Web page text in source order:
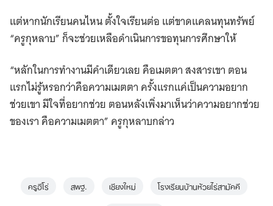
แต่หากนักเรียนคนไหน ตั้งใจเรียนต่อ แต่ขาดแคลนทุนทรัพย์
“ครูกุหลาบ” ก็จะช่วยเหลือดำเนินการขอทุนการศึกษาให้
“หลักในการทำงานมีคำเดียวเลย คือเมตตา สงสารเขา ตอน
แรกไม่รู้หรอกว่าคือความเมตตา ครั้งแรกแค่เป็นความอยาก
ช่วยเขา มีใจที่อยากช่วย ตอนหลังเพิ่งมาเห็นว่าความอยากช่วย
ของเรา คือความเมตตา” ครูกุหลาบกล่าว
ครูฮีโร่ สพฐ. เชียงใหม่
โรงเรียนบ้านห้วยไร่สามัคคี